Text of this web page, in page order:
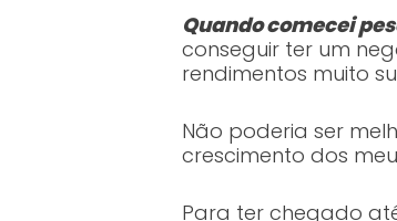
Quando comecei
conseguir ter um
rendimentos muito
Não poderia ser
crescimento dos
Para ter chegado